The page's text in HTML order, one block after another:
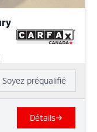
Soyez préqualifié
Détails